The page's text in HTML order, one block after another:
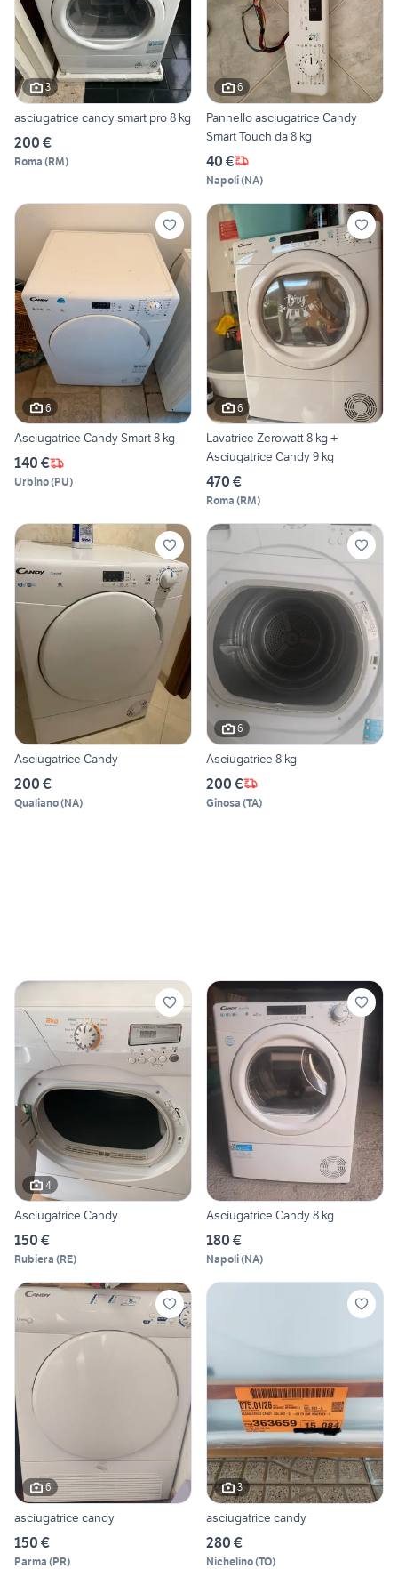
3
asciugatrice candy smart pro 8 kg
200 €
Roma (RM)
6
Pannello asciugatrice Candy
Smart Touch da 8 kg
40 €
Napoli(NA)
6
Asciugatrice Candy Smart 8 kg
140 €
Urbino(PU)
6
Lavatrice Zerowatt 8 kg +
Asciugatrice Candy 9 kg
470 €
Roma (RM)
Asciugatrice Candy
200 €
Qualiano(NA)
6
Asciugatrice 8 kg
200 €
Ginosa (TA)
4
Asciugatrice Candy
150 €
Rubiera (RE)
Asciugatrice Candy 8 kg
180 €
Napoli(NA)
6
asciugatrice candy
150 €
Parma (PR)
3
asciugatrice candy
280 €
Nichelino(TO)